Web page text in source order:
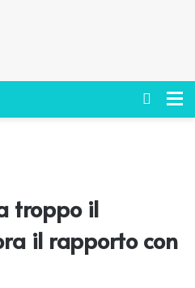
Cerca
troppo il
il rapporto con